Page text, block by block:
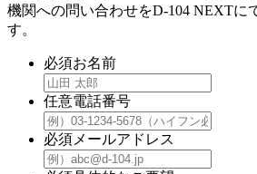
機関への問い合わせをD-104 NEXTに
す。
必須お名前
任意電話番号
必須 メールアドレス